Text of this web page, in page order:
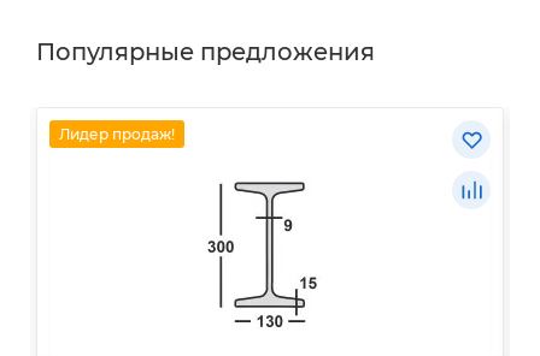
Популярные предложения
Лидер продаж!